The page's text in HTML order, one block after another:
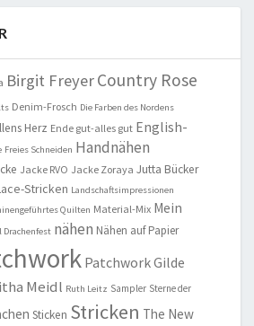
Birgit FreyerCountry Rose
Denim-Frosch Die Farben des Nordens
Herz Ende gut-alles gut English-
Freies Schneiden Handnähen
Jacke RVO Jacke Zoraya Jutta Bücker
Stricken Landschaftsimpressionen
Quilten Material-Mix Mein
Drachenfest nähen Nähen auf Papier
Patchwork Gilde
Meidl Ruth Leitz Sampler Sterne der
Sticken Stricken The New